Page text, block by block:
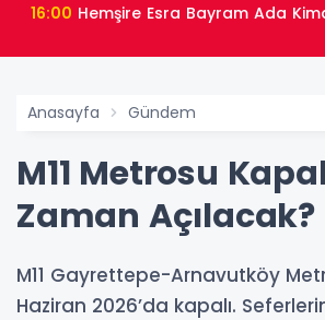
16:00 Hemşire Esra Bayram Ada
Anasayfa Gündem
M11 Metrosu
Zaman Açılacak?
M11 Gayrettepe-Arnavutköy
Haziran 2026’da kapalı.